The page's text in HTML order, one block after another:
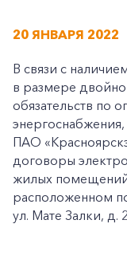
20 ЯНВАРЯ 2022
В связи с
в размере
обязательств по
энергоснабжения,
ПАО
договоры
жилых
расположенном
ул. Мате Залки, д.